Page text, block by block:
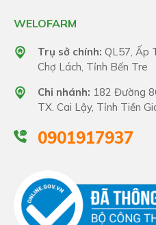
WELOFARM
Trụ sở chính: QL57, Ấp
Chợ Lách, Tỉnh Bến Tre
Chi nhánh: 182 Đường
TX. Cai Lậy, Tỉnh Tiền
0901917937